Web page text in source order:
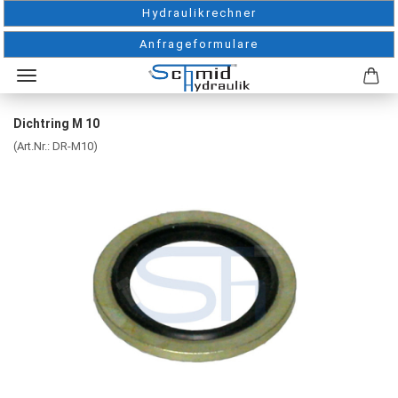
Hydraulikrechner
Anfrageformulare
Dichtring M 10
(Art.Nr.: DR-M10)